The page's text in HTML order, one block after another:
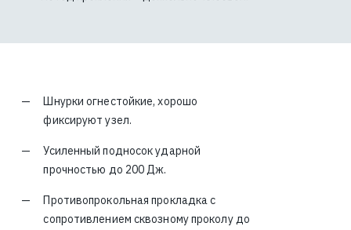
Шнурки огнестойкие, хорошо
фиксируют узел.
Усиленный подносок ударной
прочностью до 200 Дж.
Противопрокольная прокладка с
сопротивлением сквозному проколу до